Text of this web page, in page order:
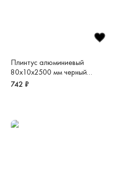
Плинтус алюминиевый
80х10х2500 мм черный
матовый RAL9005 Adhesive
742 ₽